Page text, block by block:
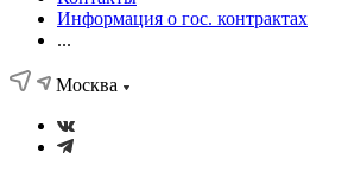
Информация о гос. контрактах
...
Москва